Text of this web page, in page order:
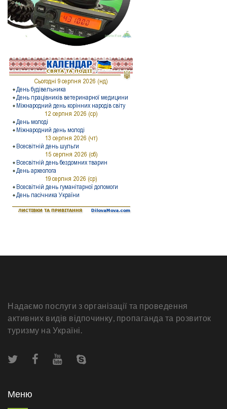
Надаємо послуги з організації та проведення
активних видів відпочинку, пропаганда та розвиток
туризму на Україні.
Меню